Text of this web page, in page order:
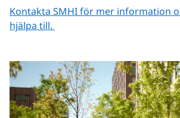
Kontakta SMHI för mer information
hjälpa till.